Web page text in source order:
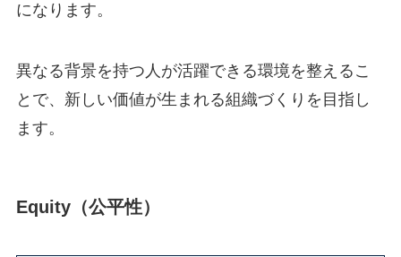
になります。
異なる背景を持つ人が活躍できる環境を整えるこ
とで、新しい価値が生まれる組織づくりを目指し
ます。
Equity（公平性）